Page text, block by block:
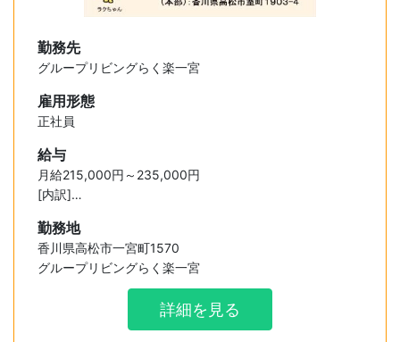
勤務先
グループリビングらく楽一宮
雇用形態
正社員
給与
月給215,000円～235,000円
[内訳]
業務手当 10,000円～30,000円
特別手当 5,000円～ 5,000円
勤務地
香川県高松市一宮町1570
グループリビングらく楽一宮
詳細を見る